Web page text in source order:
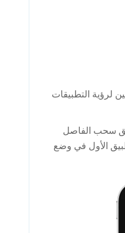
لرؤية التطبيقات
سحب الفاصل
الأول في وضع